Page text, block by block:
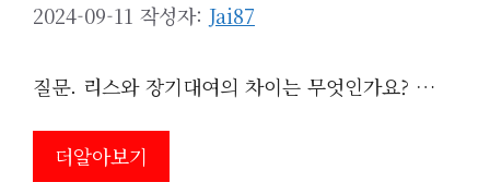
2024-09-11 작성자: Jai87
질문. 리스와 장기대여의 차이는 무엇인가요? …
더알아보기